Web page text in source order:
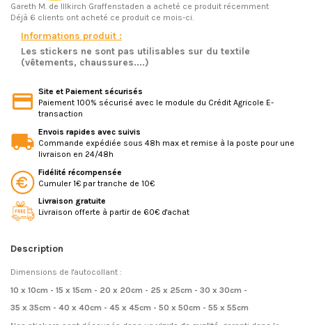
Gareth M. de Illkirch Graffenstaden a acheté ce produit récemment
Déjà 6 clients ont acheté ce produit ce mois-ci.
Informations produit :
Les stickers ne sont pas utilisables sur du textile
(vêtements, chaussures....)
Site et Paiement sécurisés
Paiement 100% sécurisé avec le module du Crédit Agricole E-
transaction
Envois rapides avec suivis
Commande expédiée sous 48h max et remise à la poste pour une
livraison en 24/48h
Fidélité récompensée
Cumuler 1€ par tranche de 10€
Livraison gratuite
Livraison offerte à partir de 60€ d'achat
Description
Dimensions de l'autocollant :
10 x 10cm - 15 x 15cm - 20 x 20cm - 25 x 25cm - 30 x 30cm -
35 x 35cm - 40 x 40cm - 45 x 45cm - 50 x 50cm - 55 x 55cm